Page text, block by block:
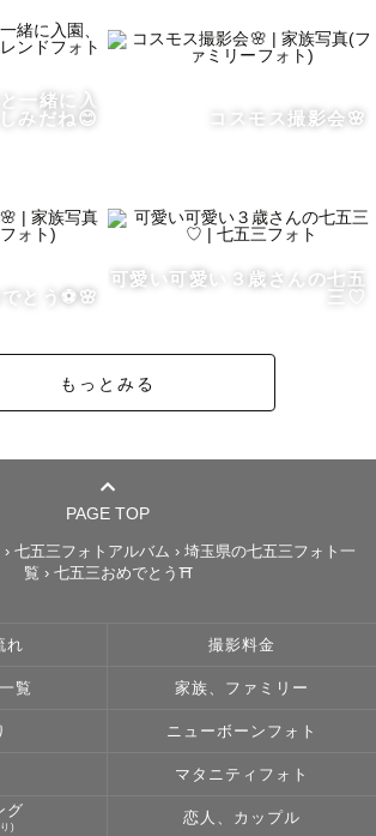
県在住、これまで関東４県（東京・神奈
在住経験あり✩︎⡱
影楽しみましょう☺️
ても、自然な「その時その瞬間」を形に
の〜
たらぜひ教えてください✩︎⡱
教室に1年通ってました🍡）
りするの大好きです）
っちゃいます）
川
したら原則交通費無料です！（駅から遠
場合、追加交通費はかかりますがどこで
一緒に入
みだね😊
コスモス撮影会🌸
とう⚽️🌸
可愛い可愛い３歳さんの七五
三♡
もっとみる
PAGE TOP
› 七五三フォトアルバム › 埼玉県の七五三フォト一
覧 › 七五三おめでとう⛩️
れ 撮影料金
覧 家族、ファミリー
ニューボーンフォト
マタニティフォト
グ
)
恋人、カップル